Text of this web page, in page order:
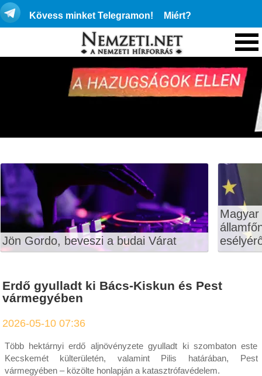
Kövess minket Telegramon! Miért?
Jön Gordo, beveszi a budai Várat
Erdő gyulladt ki Bács-Kiskun és Pest
vármegyében
2026-05-10 07:36
Több hektárnyi erdő aljnövényzete gyulladt ki szombaton este
Kecskemét külterületén, valamint Pilis határában, Pest
vármegyében – közölte honlapján a katasztrófavédelem.